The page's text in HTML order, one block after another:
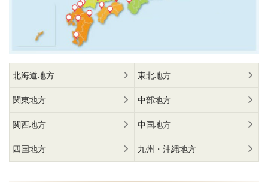
北海道地方 東北地方
関東地方 中部地方
関西地方 中国地方
四国地方 九州・沖縄地方